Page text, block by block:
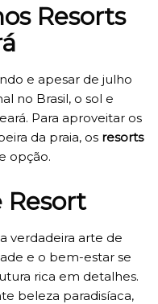
Resorts
e apesar de julho
no Brasil, o sol e
Para aproveitar os
da praia, os resorts
opção.
Resort
verdadeira arte de
e o bem-estar se
rica em detalhes.
beleza paradisíaca,